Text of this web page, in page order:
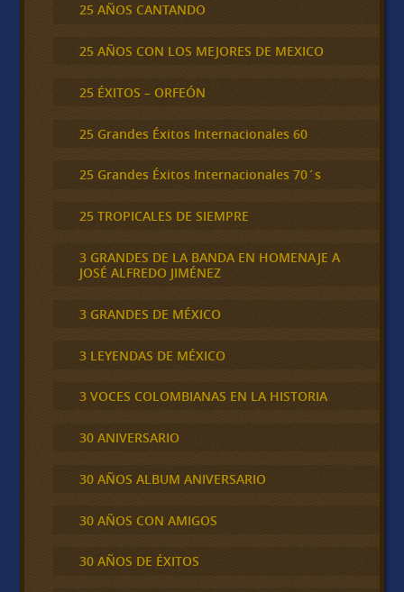
25 AÑOS CANTANDO
25 AÑOS CON LOS MEJORES DE MEXICO
25 ÉXITOS – ORFEÓN
25 Grandes Éxitos Internacionales 60
25 Grandes Éxitos Internacionales 70´s
25 TROPICALES DE SIEMPRE
3 GRANDES DE LA BANDA EN HOMENAJE A
JOSÉ ALFREDO JIMÉNEZ
3 GRANDES DE MÉXICO
3 LEYENDAS DE MÉXICO
3 VOCES COLOMBIANAS EN LA HISTORIA
30 ANIVERSARIO
30 AÑOS ALBUM ANIVERSARIO
30 AÑOS CON AMIGOS
30 AÑOS DE ÉXITOS